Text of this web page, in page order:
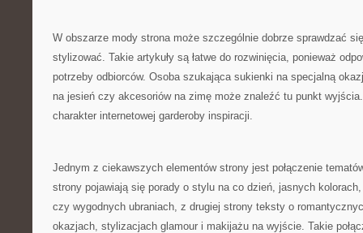
W obszarze mody strona może szczególnie dobrze sprawdzać
stylizować. Takie artykuły są łatwe do rozwinięcia, ponieważ
potrzeby odbiorców. Osoba szukająca sukienki na specjalną
na jesień czy akcesoriów na zimę może znaleźć tu punkt
charakter internetowej garderoby inspiracji.
Jednym z ciekawszych elementów strony jest połączenie
strony pojawiają się porady o stylu na co dzień, jasnych
czy wygodnych ubraniach, z drugiej strony teksty o
okazjach, stylizacjach glamour i makijażu na wyjście. Takie